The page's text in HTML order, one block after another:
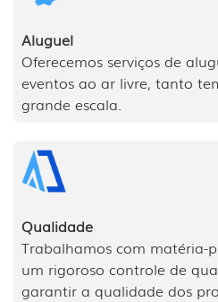
Aluguel
Oferecemos serviços de
eventos ao ar livre, tanto
grande escala.
Qualidade
Trabalhamos com matéria-
um rigoroso controle de
garantir a qualidade dos